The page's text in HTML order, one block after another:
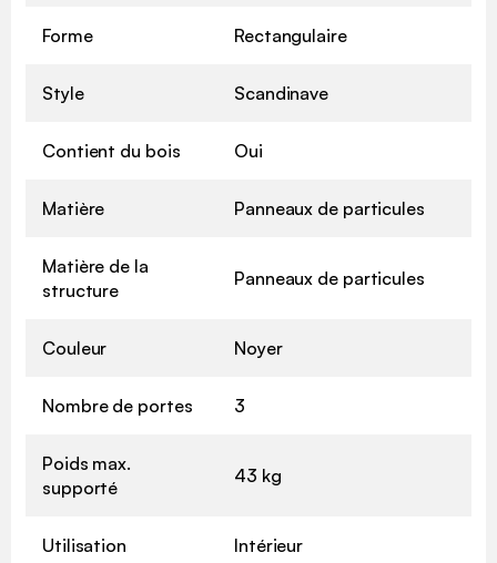
Forme Rectangulaire
Style Scandinave
Contient du bois Oui
Matière Panneaux de particules
Matière de la
structure
Panneaux de particules
Couleur Noyer
Nombre de portes 3
Poids max.
supporté
43 kg
Utilisation Intérieur